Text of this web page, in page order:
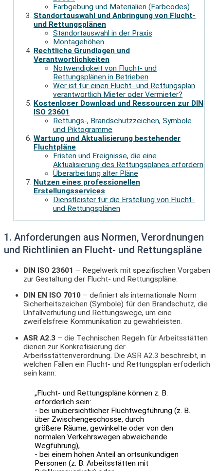
Farbgebung und Materialien (Farbcodes)
Standortauswahl und Anbringung von Flucht-
und Rettungsplänen
Standortauswahl in der Praxis
Montagehöhen
Rechtliche Grundlagen und
Verantwortlichkeiten
Notwendigkeit von Flucht- und
Rettungsplänen in Betrieben
Wer ist für einen Flucht- und Rettungsplan
verantwortlich Mieter oder Vermieter?
Kostenloser Download und Ressourcen zur DIN
ISO 23601
Rettungs-, Brandschutzzeichen, Symbole
und Piktogramme
Wartung und Aktualisierung bestehender
Fluchtpläne
Fristen und Ereignisse, die eine
Aktualisierung des Rettungsplanes erfordern
Überarbeitung alter Pläne
Nutzen eines professionellen
Erstellungsservices
Dienstleister für die Erstellung von Flucht-
und Rettungsplänen
1. Anforderungen aus Normen, Verordnungen
und Richtlinien an Flucht- und Rettungspläne
DIN ISO 23601 – Regelwerk mit spezifischen Vorgaben
zur Gestaltung der Flucht- und Rettungspläne.
DIN EN ISO 7010 – definiert als internationale Norm
Sicherheitszeichen (Symbole) für den Brandschutz, die
Unfallverhütung und Rettungswege, um eine
zweifelsfreie Kommunikation zu gewährleisten.
ASR A2.3 – die Technischen Regeln für Arbeitsstätten
dienen zur Konkretisierung der
Arbeitsstättenverordnung. Die ASR A2.3 beschreibt, in
welchen Fällen ein Flucht- und Rettungsplan erfoderlich
sein kann:
„Flucht- und Rettungspläne können z. B.
erforderlich sein:
- bei unübersichtlicher Fluchtwegführung (z. B.
über Zwischengeschosse, durch
größere Räume, gewinkelte oder von den
normalen Verkehrswegen abweichende
Wegführung),
- bei einem hohen Anteil an ortsunkundigen
Personen (z. B. Arbeitsstätten mit